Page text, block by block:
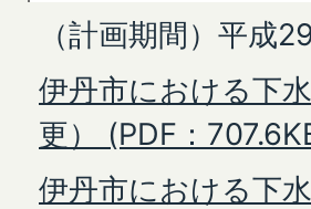
（計画期間）平成
伊丹市における下
更） (PDF：
伊丹市における下